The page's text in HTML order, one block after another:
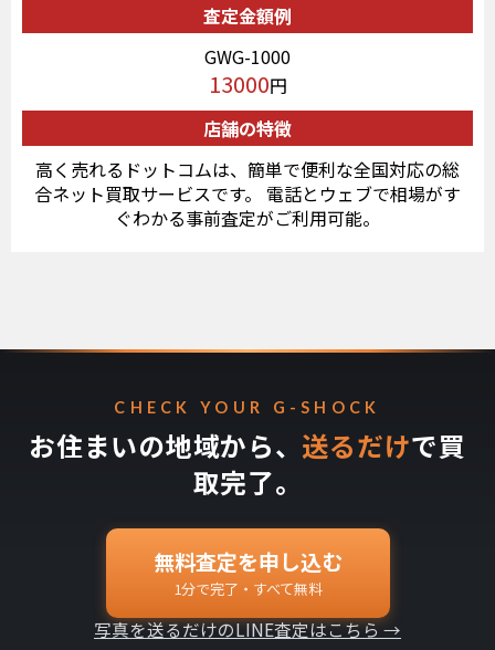
査定金額例
GWG-1000
13000円
店舗の特徴
高く売れるドットコムは、簡単で便利な全国対応の総
合ネット買取サービスです。 電話とウェブで相場がす
ぐわかる事前査定がご利用可能。
CHECK YOUR G-SHOCK
お住まいの地域から、 送るだけで買
取完了。
無料査定を申し込む
1分で完了・すべて無料
写真を送るだけのLINE査定はこちら →